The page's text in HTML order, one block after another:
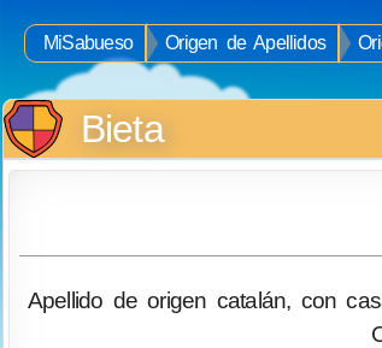
MiSabueso Origen de Apellidos
Bieta
Apellido de origen catalán, con